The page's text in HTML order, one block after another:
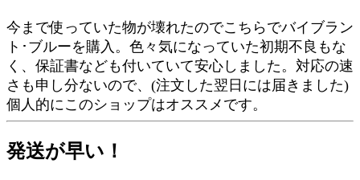
今まで使っていた物が壊れたのでこちらでバイブラン
ト･ブルーを購入。色々気になっていた初期不良もな
く、保証書なども付いていて安心しました。対応の速
さも申し分ないので、(注文した翌日には届きました)
個人的にこのショップはオススメです。
発送が早い！